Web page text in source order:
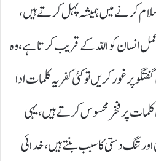
کرنے میں ہمیشہ پہل کرتے ہیں،
انسان کو اللّہ کے قریب کرتا ہے، وہ
پر غور کریں تو کئی کفریہ کلمات ادا
پر فخر محسوس کرتے ہیں، یہی
تنگ دستی کا سبب بنتے ہیں، خدائی